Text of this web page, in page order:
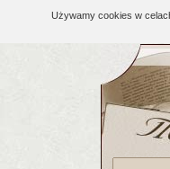
Używamy cookies w